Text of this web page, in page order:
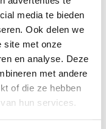
media te bieden
Ook delen we
site met onze
en analyse. Deze
met andere
of die ze hebben
hun services.
te
bots.
van websites
door